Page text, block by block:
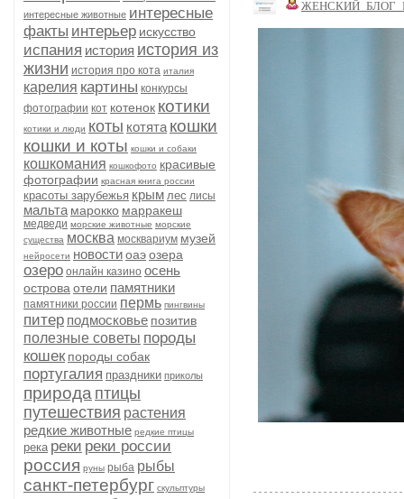
интересные животные интересные
факты интерьер искусство
испания история история из
жизни история про кота италия
карелия картины конкурсы
фотографии кот котенок котики
котики и люди коты котята кошки
кошки и коты кошки и собаки
кошкомания кошкофото красивые
фотографии красная книга россии
красоты зарубежья крым лес лисы
мальта марокко марракеш
медведи морские животные морские
существа москва москвариум музей
нейросети новостиоаэозера
озеро онлайн казино осень
острова отели памятники
памятники россии пермь пингвины
питер подмосковье позитив
полезные советы породы
кошек породы собак
португалия праздники приколы
природа птицы
путешествия растения
редкие животные редкие птицы
река реки реки россии
россия руны рыба рыбы
санкт-петербург скульптуры